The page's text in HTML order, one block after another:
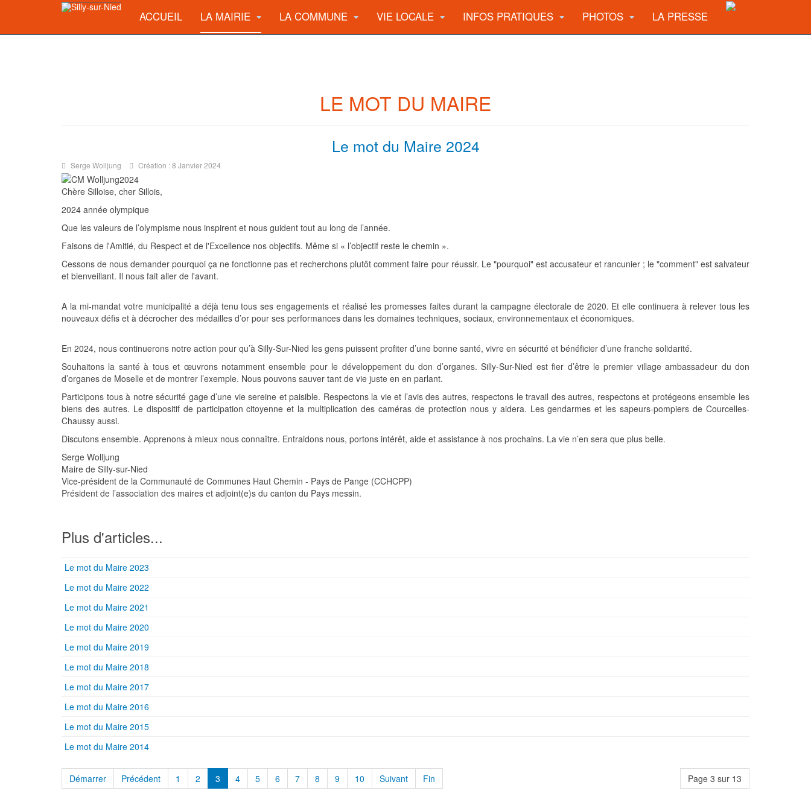
ACCUEIL LA MAIRIE LA COMMUNE VIE LOCALE INFOS PRATIQUES PHOTOS LA PRESSE
LE MOT DU MAIRE
Le mot du Maire 2024
Serge Wolljung Création : 8 Janvier 2024
Chère Silloise, cher Sillois,
2024 année olympique
Que les valeurs de l’olympisme nous inspirent et nous guident tout au long de l’année.
Faisons de l'Amitié, du Respect et de l'Excellence nos objectifs. Même si « l’objectif reste le chemin ».
Cessons de nous demander pourquoi ça ne fonctionne pas et recherchons plutôt comment faire pour réussir. Le "pourquoi" est accusateur et rancunier ; le "comment" est salvateur
et bienveillant. Il nous fait aller de l'avant.
A la mi-mandat votre municipalité a déjà tenu tous ses engagements et réalisé les promesses faites durant la campagne électorale de 2020. Et elle continuera à relever tous les
nouveaux défis et à décrocher des médailles d’or pour ses performances dans les domaines techniques, sociaux, environnementaux et économiques.
En 2024, nous continuerons notre action pour qu’à Silly-Sur-Nied les gens puissent profiter d’une bonne santé, vivre en sécurité et bénéficier d’une franche solidarité.
Souhaitons la santé à tous et œuvrons notamment ensemble pour le développement du don d’organes. Silly-Sur-Nied est fier d’être le premier village ambassadeur du don
d’organes de Moselle et de montrer l’exemple. Nous pouvons sauver tant de vie juste en en parlant.
Participons tous à notre sécurité gage d’une vie sereine et paisible. Respectons la vie et l’avis des autres, respectons le travail des autres, respectons et protégeons ensemble les
biens des autres. Le dispositif de participation citoyenne et la multiplication des caméras de protection nous y aidera. Les gendarmes et les sapeurs-pompiers de Courcelles-
Chaussy aussi.
Discutons ensemble. Apprenons à mieux nous connaître. Entraidons nous, portons intérêt, aide et assistance à nos prochains. La vie n’en sera que plus belle.
Serge Wolljung
Maire de Silly-sur-Nied
Vice-président de la Communauté de Communes Haut Chemin - Pays de Pange (CCHCPP)
Président de l’association des maires et adjoint(e)s du canton du Pays messin.
Plus d'articles...
Le mot du Maire 2023
Le mot du Maire 2022
Le mot du Maire 2021
Le mot du Maire 2020
Le mot du Maire 2019
Le mot du Maire 2018
Le mot du Maire 2017
Le mot du Maire 2016
Le mot du Maire 2015
Le mot du Maire 2014
Page 3 sur 13
Démarrer Précédent 1 2 3 4 5 6 7 8 9 10 Suivant Fin